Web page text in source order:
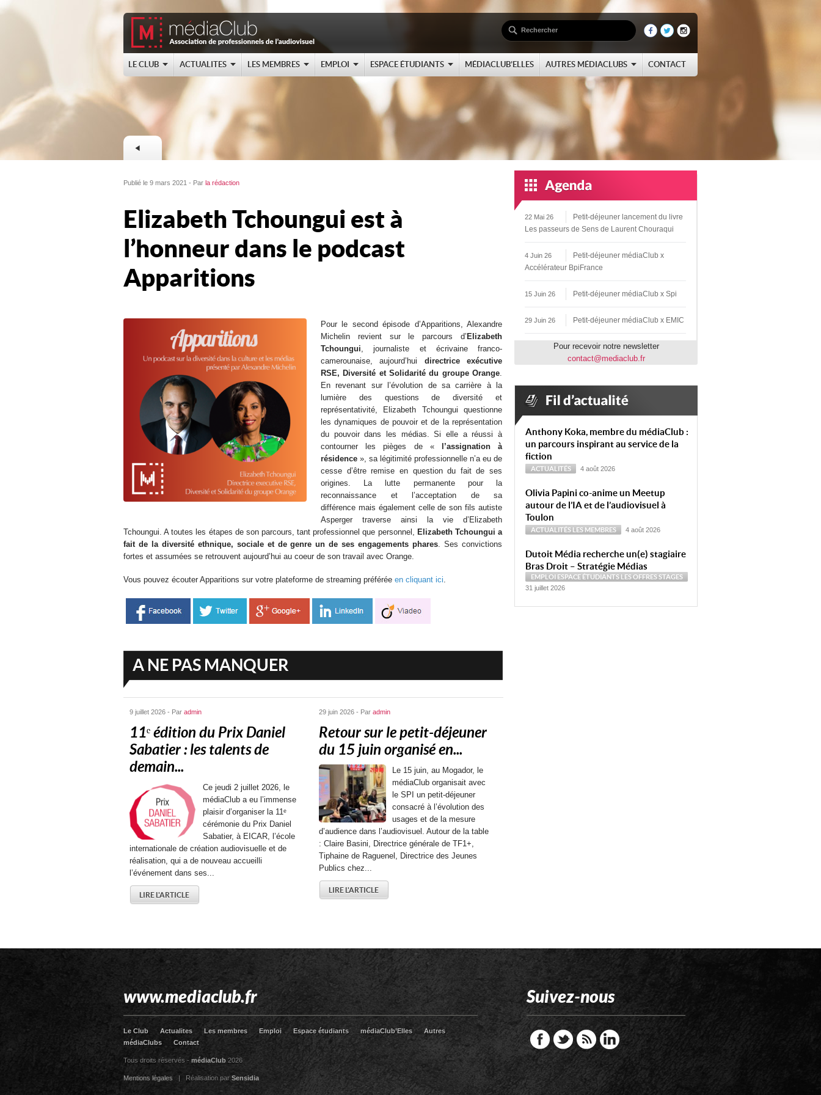
LE CLUB ACTUALITES LES MEMBRES EMPLOI ESPACE ÉTUDIANTS MÉDIACLUB’ELLES AUTRES MÉDIACLUBS CONTACT
Publié le 9 mars 2021 - Par la rédaction
Elizabeth Tchoungui est à
l’honneur dans le podcast
Apparitions
Pour le second épisode d’Apparitions, Alexandre
Michelin revient sur le parcours d’ Elizabeth
Tchoungui, journaliste et écrivaine franco-
camerounaise, aujourd’hui directrice exécutive
RSE, Diversité et Solidarité du groupe Orange.
En revenant sur l’évolution de sa carrière à la
lumière des questions de diversité et
représentativité, Elizabeth Tchoungui questionne
les dynamiques de pouvoir et de la représentation
du pouvoir dans les médias. Si elle a réussi à
contourner les pièges de «l’assignation à
résidence », sa légitimité professionnelle n’a eu de
cesse d’être remise en question du fait de ses
origines. La lutte permanente pour la
reconnaissance et l’acceptation de sa
différence mais également celle de son fils autiste
Asperger traverse ainsi la vie d’Elizabeth
Tchoungui. A toutes les étapes de son parcours, tant professionnel que personnel, Elizabeth Tchoungui a
fait de la diversité ethnique, sociale et de genre un de ses engagements phares. Ses convictions
fortes et assumées se retrouvent aujourd’hui au coeur de son travail avec Orange.
Vous pouvez écouter Apparitions sur votre plateforme de streaming préférée en cliquant ici.
A NE PAS MANQUER
9 juillet 2026 - Par admin
11ᵉ édition du Prix Daniel
Sabatier : les talents de
demain...
Ce jeudi 2 juillet 2026, le
médiaClub a eu l’immense
plaisir d’organiser la 11ᵉ
cérémonie du Prix Daniel
Sabatier, à EICAR, l’école
internationale de création audiovisuelle et de
réalisation, qui a de nouveau accueilli
l’événement dans ses...
LIRE L'ARTICLE
29 juin 2026 - Par admin
Retour sur le petit-déjeuner
du 15 juin organisé en...
Le 15 juin, au Mogador, le
médiaClub organisait avec
le SPI un petit-déjeuner
consacré à l’évolution des
usages et de la mesure
d’audience dans l’audiovisuel. Autour de la table
: Claire Basini, Directrice générale de TF1+,
Tiphaine de Raguenel, Directrice des Jeunes
Publics chez...
LIRE L'ARTICLE
22 Mai 26
Petit-déjeuner lancement du livre
Les passeurs de Sens de Laurent Chouraqui
4 Juin 26
Petit-déjeuner médiaClub x
Accélérateur BpiFrance
15 Juin 26 Petit-déjeuner médiaClub x Spi
29 Juin 26 Petit-déjeuner médiaClub x EMIC
Pour recevoir notre newsletter
contact@mediaclub.fr
Anthony Koka, membre du médiaClub :
un parcours inspirant au service de la
fiction
ACTUALITÉS 4 août 2026
Olivia Papini co-anime un Meetup
autour de l’IA et de l’audiovisuel à
Toulon
ACTUALITÉS LES MEMBRES 4 août 2026
Dutoit Média recherche un(e) stagiaire
Bras Droit – Stratégie Médias
EMPLOI ESPACE ÉTUDIANTS LES OFFRESSTAGES
31 juillet 2026
www.mediaclub.fr
Le Club Actualites Les membres Emploi Espace étudiants médiaClub’Elles
Autres
médiaClubs
Contact
Tous droits réservés - médiaClub 2026
Mentions légales | Réalisation par Sensidia
Suivez-nous
FacebookTwitter RSS LinkedIn